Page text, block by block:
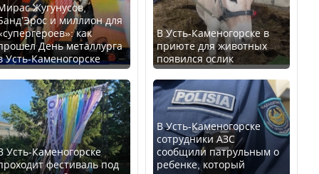
возглавил
благополучия
среди стран Центральной
Азии
В России введены
дополнительные
ограничения для
казахстанских прав
Жугунусов,
и миллион для
как
День металлурга
Усть-Каменогорске
Усть-Каменогорске
фестиваль под
В Усть-Каменогорске в
приюте для животных
появился ослик
В Усть-Каменогорске
сотрудники АЗС
сообщили патрульным о
ребенке, который